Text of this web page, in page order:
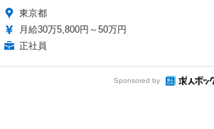
東京都
月給30万5,800円～50万円
正社員
Sponsored by